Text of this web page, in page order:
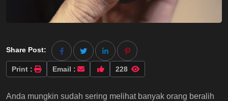
Share Post:
Print : Email : 228
Anda mungkin sudah sering melihat banyak orang beralih